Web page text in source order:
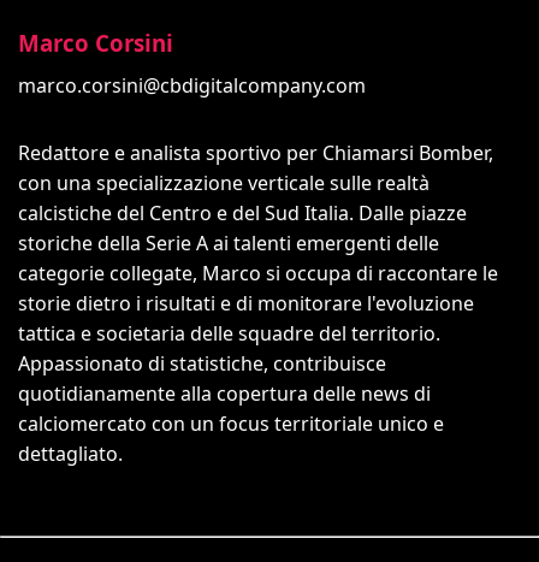
Marco Corsini
marco.corsini@cbdigitalcompany.com
Redattore e analista sportivo per Chiamarsi Bomber,
con una specializzazione verticale sulle realtà
calcistiche del Centro e del Sud Italia. Dalle piazze
storiche della Serie A ai talenti emergenti delle
categorie collegate, Marco si occupa di raccontare le
storie dietro i risultati e di monitorare l'evoluzione
tattica e societaria delle squadre del territorio.
Appassionato di statistiche, contribuisce
quotidianamente alla copertura delle news di
calciomercato con un focus territoriale unico e
dettagliato.